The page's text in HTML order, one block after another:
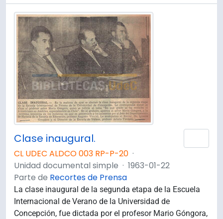
Clase inaugural.
CL UDEC ALDCO 003 RP-P-20 ·
Unidad documental simple · 1963-01-22
Parte de Recortes de Prensa
La clase inaugural de la segunda etapa de la Escuela
Internacional de Verano de la Universidad de
Concepción, fue dictada por el profesor Mario Góngora,